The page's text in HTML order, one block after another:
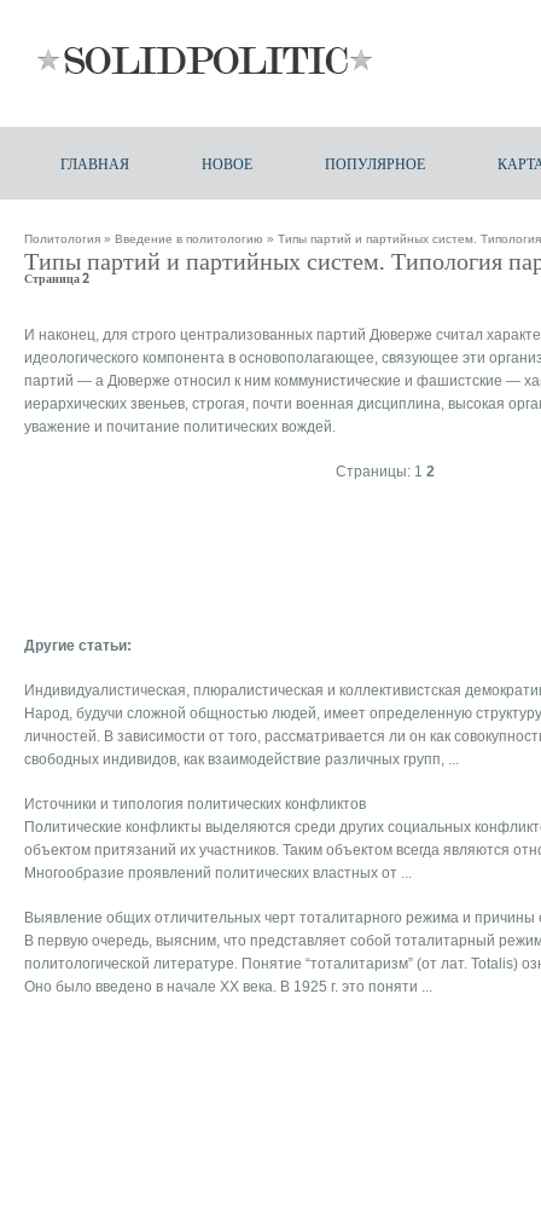
ГЛАВНАЯ НОВОЕ ПОПУЛЯРНОЕ
Политология » Введение в политологию » Типы партий и партийных систем.
Типы партий и партийных систем. Типология
Страница 2
И наконец, для строго централизованных партий Дюверже считал
идеологического компонента в основополагающее, связующее эти
партий — а Дюверже относил к ним коммунистические и фашистские —
иерархических звеньев, строгая, почти военная дисциплина, высокая
уважение и почитание политических вождей.
Страницы: 1 2
Другие статьи:
Индивидуалистическая, плюралистическая и коллективистская
Народ, будучи сложной общностью людей, имеет определенную
личностей. В зависимости от того, рассматривается ли он как
свободных индивидов, как взаимодействие различных групп, ...
Источники и типология политических конфликтов
Политические конфликты выделяются среди других социальных
объектом притязаний их участников. Таким объектом всегда являются
Многообразие проявлений политических властных от ...
Выявление общих отличительных черт тоталитарного режима и причины
В первую очередь, выясним, что представляет собой тоталитарный
политологической литературе. Понятие “тоталитаризм” (от лат. Totalis)
Оно было введено в начале ХХ века. В 1925 г. это поняти ...